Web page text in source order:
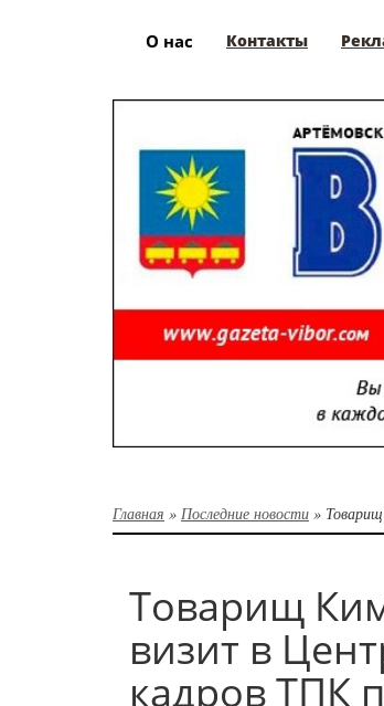
О нас Контакты
Главная » Последние новости »
Товарищ
визит в
кадров ТПК